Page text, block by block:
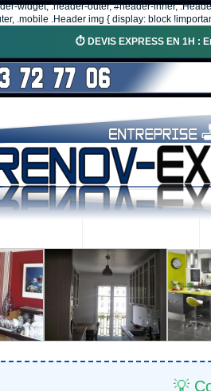
widget, .header-outer, #header-inner,
.mobile .Header img { display: block
⏱️ DEVIS EXPRESS EN 1H :
💡